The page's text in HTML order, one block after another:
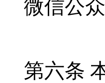
微信公
第六条